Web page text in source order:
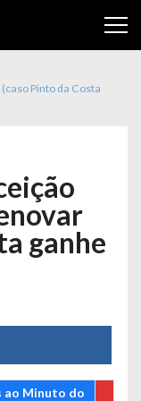
Pinto da Costa
ganhe
ao Minuto do